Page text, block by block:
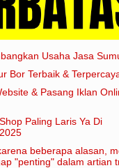
Usaha Jasa
Bor Terbaik &
& Pasang Iklan
Paling Laris Ya Di
beberapa alasan,
"penting" dalam artian